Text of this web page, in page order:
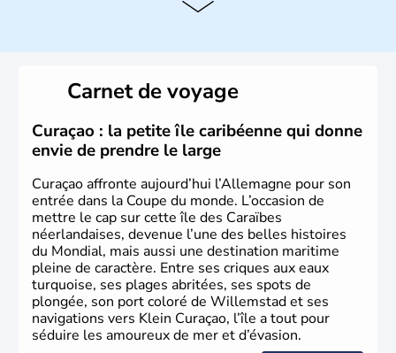
lesquelles bénéficient d'une grande autonomie. Le pays
peut se targuer de grands noms qu'il a vu naître dans tous
les domaines, des arts à la politique en passant par la
philosophie. Hertz, Gutenberg, Heidegger, Thomas Mann,
Herman Hesse ou bien Hegel en font partie.
Carnet de voyage
Curaçao : la petite île caribéenne qui donne
envie de prendre le large
Curaçao affronte aujourd’hui l’Allemagne pour son
entrée dans la Coupe du monde. L’occasion de
mettre le cap sur cette île des Caraïbes
néerlandaises, devenue l’une des belles histoires
du Mondial, mais aussi une destination maritime
pleine de caractère. Entre ses criques aux eaux
turquoise, ses plages abritées, ses spots de
plongée, son port coloré de Willemstad et ses
navigations vers Klein Curaçao, l’île a tout pour
séduire les amoureux de mer et d’évasion.